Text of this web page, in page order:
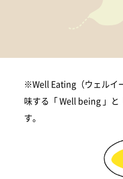
※Well Eating（ウェルイ
味する「 Well being 」と
す。